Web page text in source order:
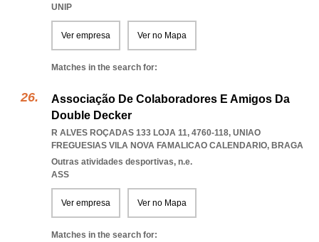
UNIP
Ver empresa Ver no Mapa
Matches in the search for:
Associação De Colaboradores E Amigos Da
Double Decker
R ALVES ROÇADAS 133 LOJA 11, 4760-118, UNIAO
FREGUESIAS VILA NOVA FAMALICAO CALENDARIO, BRAGA
Outras atividades desportivas, n.e.
ASS
Ver empresa Ver no Mapa
Matches in the search for: